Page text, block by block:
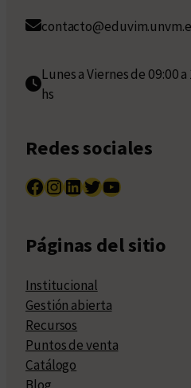
Lunes a Viernes de 09:00
hs
Redes sociales
Facebook InstagramLinkedIn Twitter YouTube
Páginas del sitio
Institucional
Gestión abierta
Recursos
Puntos de venta
Catálogo
Blog